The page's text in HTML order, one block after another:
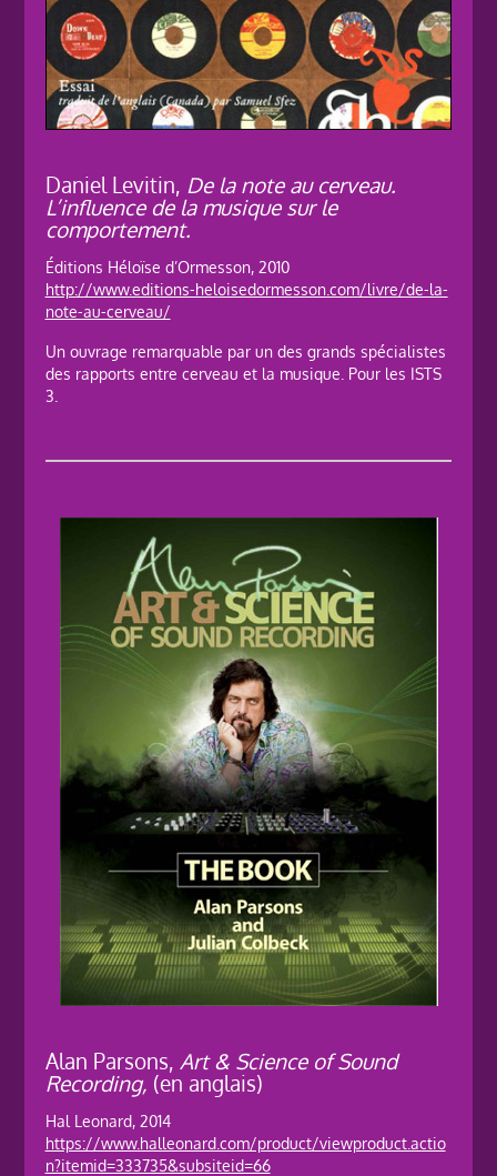
Daniel Levitin, De la note au cerveau.
L’influence de la musique sur le
comportement.
Éditions Héloïse d’Ormesson, 2010
http://www.editions-heloisedormesson.com/livre/de-la-
note-au-cerveau/
Un ouvrage remarquable par un des grands spécialistes
des rapports entre cerveau et la musique. Pour les ISTS
3.
Alan Parsons, Art & Science of Sound
Recording, (en anglais)
Hal Leonard, 2014
https://www.halleonard.com/product/viewproduct.actio
n?itemid=333735&subsiteid=66